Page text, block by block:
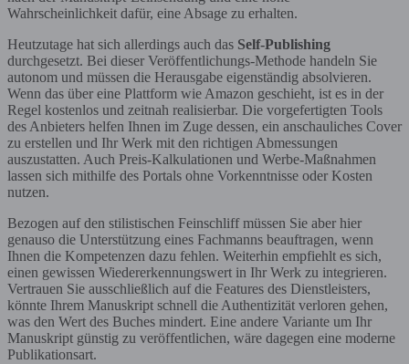
Wahrscheinlichkeit dafür, eine Absage zu erhalten.
Heutzutage hat sich allerdings auch das Self-Publishing
durchgesetzt. Bei dieser Veröffentlichungs-Methode handeln Sie
autonom und müssen die Herausgabe eigenständig absolvieren.
Wenn das über eine Plattform wie Amazon geschieht, ist es in der
Regel kostenlos und zeitnah realisierbar. Die vorgefertigten Tools
des Anbieters helfen Ihnen im Zuge dessen, ein anschauliches Cover
zu erstellen und Ihr Werk mit den richtigen Abmessungen
auszustatten. Auch Preis-Kalkulationen und Werbe-Maßnahmen
lassen sich mithilfe des Portals ohne Vorkenntnisse oder Kosten
nutzen.
Bezogen auf den stilistischen Feinschliff müssen Sie aber hier
genauso die Unterstützung eines Fachmanns beauftragen, wenn
Ihnen die Kompetenzen dazu fehlen. Weiterhin empfiehlt es sich,
einen gewissen Wiedererkennungswert in Ihr Werk zu integrieren.
Vertrauen Sie ausschließlich auf die Features des Dienstleisters,
könnte Ihrem Manuskript schnell die Authentizität verloren gehen,
was den Wert des Buches mindert. Eine andere Variante um Ihr
Manuskript günstig zu veröffentlichen, wäre dagegen eine moderne
Publikationsart.